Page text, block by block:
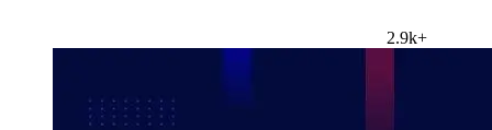
2.9k+